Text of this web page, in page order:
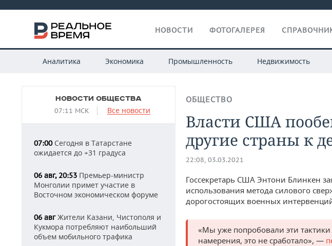
НОВОСТИ ФОТОГАЛЕРЕЯ
Аналитика Экономика Промышленность Недвижимость
НОВОСТИ ОБЩЕСТВА
07:11 МСК Все новости
07:00Сегодня в Татарстане
ожидается до +31 градуса
06 авг, 20:53 Премьер-министр
Монголии примет участие в
Восточном экономическом форуме
06 авгЖители Казани, Чистополя и
Кукмора потребляют наибольший
объем мобильного трафика
ОБЩЕСТВО
Власти США
другие страны к
22:08, 03.03.2021
Госсекретарь США Энтони Блинкен
использования метода силового
дорогостоящих военных
«Мы уже попробовали эти
намерения, это не сработало», —